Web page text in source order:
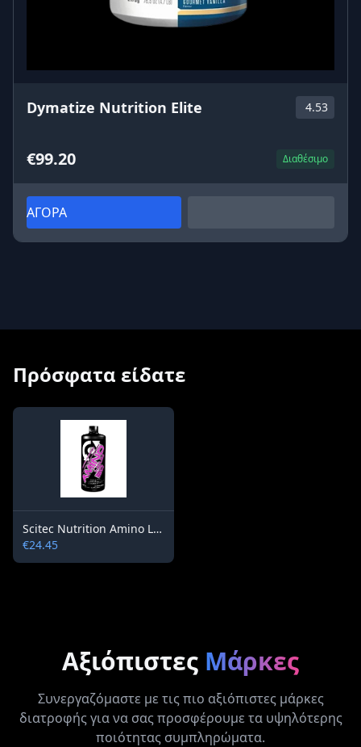
Dymatize Nutrition Elite 4.53
€99.20 Διαθέσιμο
ΑΓΟΡΑ
Πρόσφατα είδατε
Scitec Nutrition Amino Liquid 50 / 1000 ml
€24.45
Αξιόπιστες Μάρκες
Συνεργαζόμαστε με τις πιο αξιόπιστες μάρκες
διατροφής για να σας προσφέρουμε τα υψηλότερης
ποιότητας συμπληρώματα.